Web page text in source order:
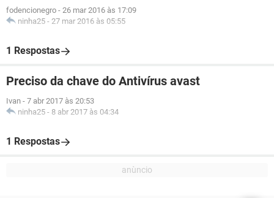
fodencionegro - 26 mar 2016 às 17:09
ninha25 - 27 mar 2016 às 05:55
1 Respostas
Preciso da chave do Antivírus avast
Ivan - 7 abr 2017 às 20:53
ninha25 - 8 abr 2017 às 04:34
1 Respostas